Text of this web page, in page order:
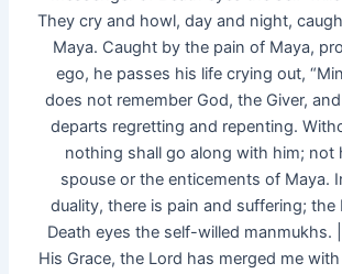
They cry and howl, day and night,
Maya. Caught by the pain of Maya,
ego, he passes his life crying out,
does not remember God, the Giver,
departs regretting and repenting.
nothing shall go along with him; not
spouse or the enticements of Maya.
duality, there is pain and suffering; the
Death eyes the self-willed manmukhs.
His Grace, the Lord has merged me